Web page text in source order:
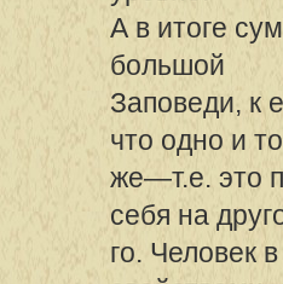
А в итоге
большой
Заповеди, к
что одно и то
же—т.е. это
себя на
го. Человек